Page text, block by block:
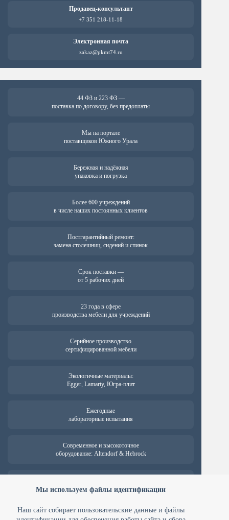
Мы используем файлы идентификации
Наш сайт собирает пользовательские данные и файлы
Продавец-консультант
+7 351 218-11-18
Электронная почта
zakaz@pkmt74.ru
44 ФЗ и 223 ФЗ —
поставка по договору, без предоплаты
Мы на портале
поставщиков Южного Урала
Бережная и надёжная
упаковка и погрузка
Более 600 учреждений
в числе наших постоянных клиентов
Постгарантийный ремонт:
замена столешниц, сидений и спинок
Срок поставки —
от 5 рабочих дней
23 года в сфере
производства мебели для учреждений
Серийное производство
сертифицированной мебели
Экологичные материалы:
Egger, Lamarty, Югра-плит
Ежегодные
лабораторные испытания
Современное и высокоточное
оборудование: Altendorf & Hebrock
от 18 месяцев